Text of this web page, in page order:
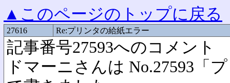
▲このページのトップに戻る
27616 Re:プリンタの給紙エラー
記事番号27593へのコメント
ドマーニさんは No.27593「